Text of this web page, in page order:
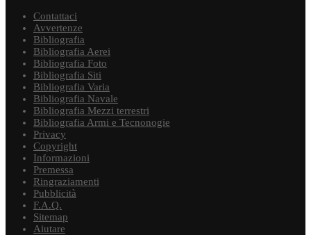
Contattaci
Avvertenze
Bibliografia
Bibliografia Aerei
Bibliografia Foto
Bibliografia Siti
Bibliografia Varia
Bibliografia Navale
Bibliografia Mezzi terrestri
Bibliografia Armi e Tecnonogie
Privacy
Copyright
Informazioni
Premessa
Ringraziamenti
Pubblicità
F.A.Q.
Sitemap
Aiutare